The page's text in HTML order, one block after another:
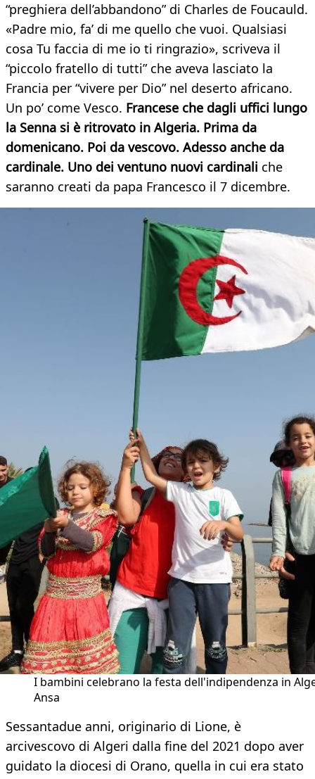
“preghiera dell’abbandono” di Charles de Foucauld.
«Padre mio, fa’ di me quello che vuoi. Qualsiasi
cosa Tu faccia di me io ti ringrazio», scriveva il
“piccolo fratello di tutti” che aveva lasciato la
Francia per “vivere per Dio” nel deserto africano.
Un po’ come Vesco. Francese che dagli uffici lungo
la Senna si è ritrovato in Algeria. Prima da
domenicano. Poi da vescovo. Adesso anche da
cardinale. Uno dei ventuno nuovi cardinali che
saranno creati da papa Francesco il 7 dicembre.
I bambini celebrano la festa dell'indipendenza in
Ansa
Sessantadue anni, originario di Lione, è
arcivescovo di Algeri dalla fine del 2021 dopo aver
guidato la diocesi di Orano, quella in cui era stato